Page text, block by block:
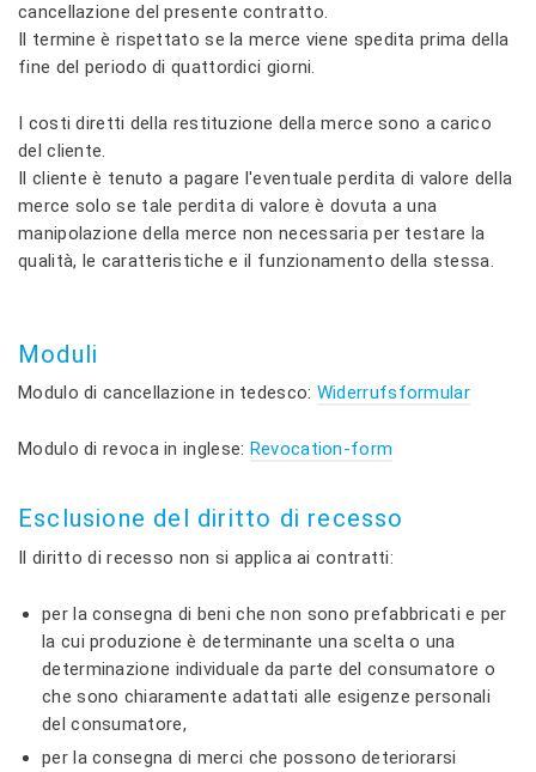
cancellazione del presente contratto.
Il termine è rispettato se la merce viene spedita prima della
fine del periodo di quattordici giorni.
I costi diretti della restituzione della merce sono a carico
del cliente.
Il cliente è tenuto a pagare l'eventuale perdita di valore della
merce solo se tale perdita di valore è dovuta a una
manipolazione della merce non necessaria per testare la
qualità, le caratteristiche e il funzionamento della stessa.
Moduli
Modulo di cancellazione in tedesco: Widerrufsformular
Modulo di revoca in inglese: Revocation-form
Esclusione del diritto di recesso
Il diritto di recesso non si applica ai contratti:
per la consegna di beni che non sono prefabbricati e per
la cui produzione è determinante una scelta o una
determinazione individuale da parte del consumatore o
che sono chiaramente adattati alle esigenze personali
del consumatore,
per la consegna di merci che possono deteriorarsi